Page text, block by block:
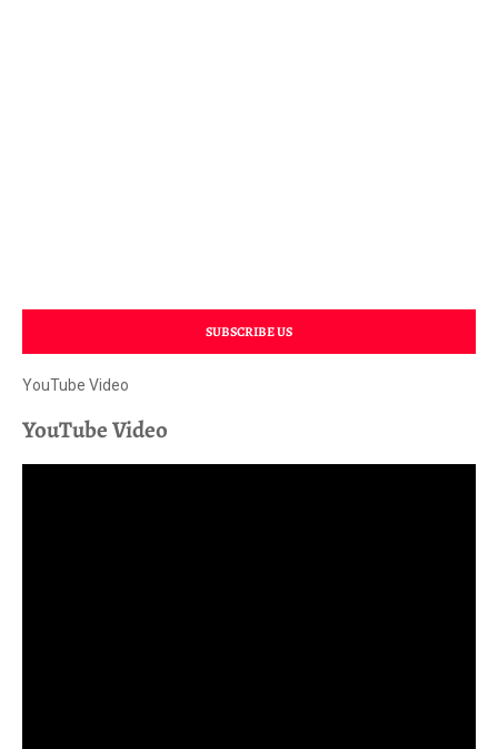
SUBSCRIBE US
YouTube Video
YouTube Video